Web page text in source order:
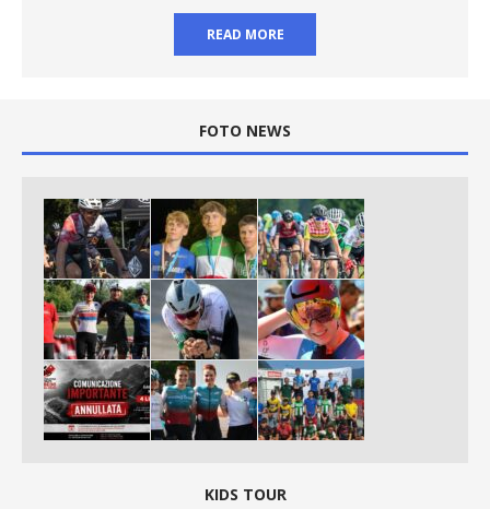
READ MORE
FOTO NEWS
KIDS TOUR